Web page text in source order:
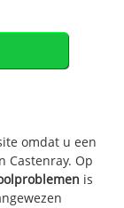
omdat u een
Castenray. Op
is